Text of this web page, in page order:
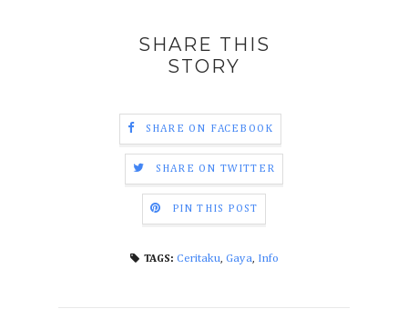
SHARE THIS
STORY
SHARE ON FACEBOOK
SHARE ON TWITTER
PIN THIS POST
TAGS: Ceritaku, Gaya, Info